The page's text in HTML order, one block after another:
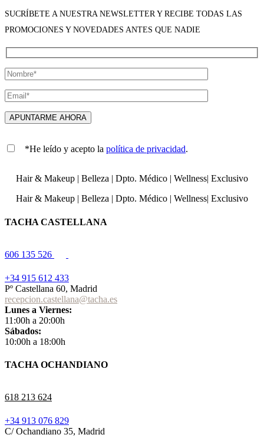
SUCRÍBETE A NUESTRA NEWSLETTER Y RECIBE TODAS LAS
PROMOCIONES Y NOVEDADES ANTES QUE NADIE
*He leído y acepto la política de privacidad.
Hair & Makeup | Belleza | Dpto. Médico | Wellness| Exclusivo
Hair & Makeup | Belleza | Dpto. Médico | Wellness| Exclusivo
TACHA CASTELLANA
606 135 526
+34 915 612 433
Pº Castellana 60, Madrid
recepcion.castellana@tacha.es
Lunes a Viernes:
11:00h a 20:00h
Sábados:
10:00h a 18:00h
TACHA OCHANDIANO
618 213 624
+34 913 076 829
C/ Ochandiano 35, Madrid